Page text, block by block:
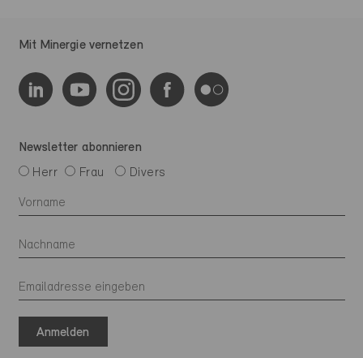
Mit Minergie vernetzen
Newsletter abonnieren
Herr
Frau Divers
Anmelden